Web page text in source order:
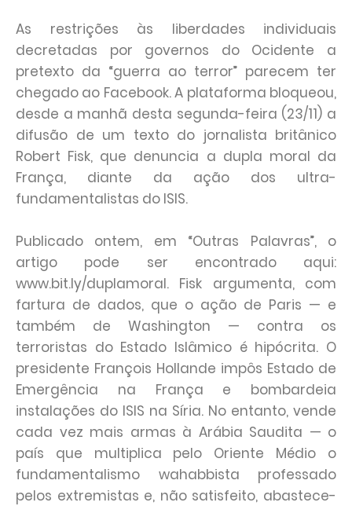
As restrições às liberdades individuais
decretadas por governos do Ocidente a
pretexto da “guerra ao terror” parecem ter
chegado ao Facebook. A plataforma bloqueou,
desde a manhã desta segunda-feira (23/11) a
difusão de um texto do jornalista britânico
Robert Fisk, que denuncia a dupla moral da
França, diante da ação dos ultra-
fundamentalistas do ISIS.
Publicado ontem, em “Outras Palavras”, o
artigo pode ser encontrado aqui:
www.bit.ly/duplamoral. Fisk argumenta, com
fartura de dados, que o ação de Paris — e
também de Washington — contra os
terroristas do Estado Islâmico é hipócrita. O
presidente François Hollande impôs Estado de
Emergência na França e bombardeia
instalações do ISIS na Síria. No entanto, vende
cada vez mais armas à Arábia Saudita — o
país que multiplica pelo Oriente Médio o
fundamentalismo wahabbista professado
pelos extremistas e, não satisfeito, abastece-